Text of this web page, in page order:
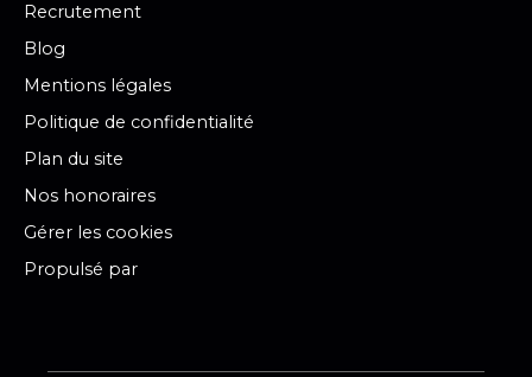
Recrutement
Blog
Mentions légales
Politique de confidentialité
Plan du site
Nos honoraires
Gérer les cookies
Propulsé par